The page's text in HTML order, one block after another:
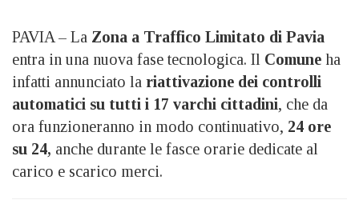
PAVIA – La Zona a Traffico Limitato di Pavia
entra in una nuova fase tecnologica. Il Comune ha
infatti annunciato la riattivazione dei controlli
automatici su tutti i 17 varchi cittadini, che da
ora funzioneranno in modo continuativo, 24 ore
su 24, anche durante le fasce orarie dedicate al
carico e scarico merci.